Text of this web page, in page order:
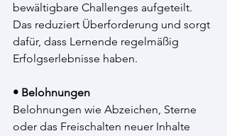
bewältigbare Challenges aufgeteilt.
Das reduziert Überforderung und sorgt
dafür, dass Lernende regelmäßig
Erfolgserlebnisse haben.
• Belohnungen
Belohnungen wie Abzeichen, Sterne
oder das Freischalten neuer Inhalte